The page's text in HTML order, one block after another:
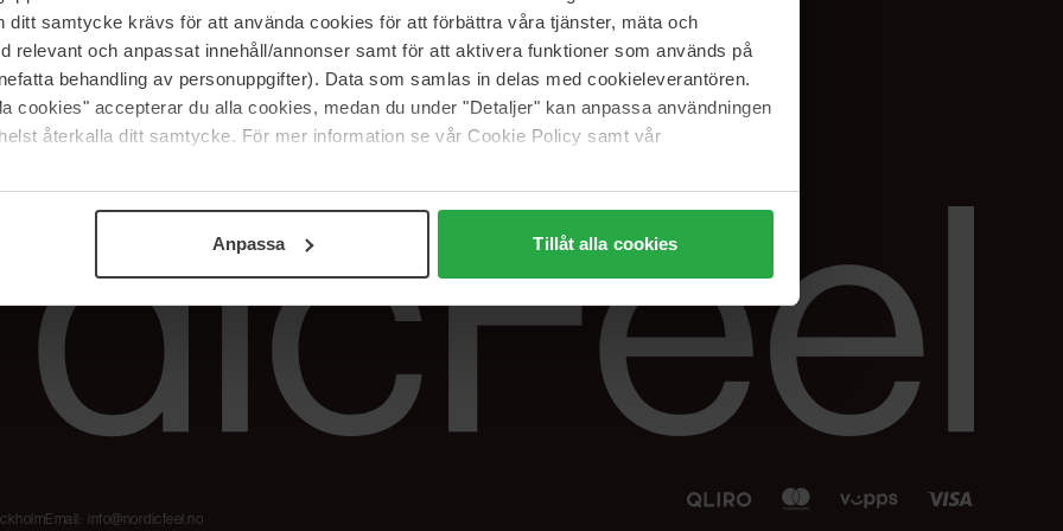
ditt samtycke krävs för att använda cookies för att förbättra våra tjänster, mäta och
relevant och anpassat innehåll/annonser samt för att aktivera funktioner som används på
behandling av personuppgifter). Data som samlas in delas med cookieleverantören.
cookies" accepterar du alla cookies, medan du under "Detaljer" kan anpassa användningen
återkalla ditt samtycke. För mer information se vår Cookie Policy samt vår
Anpassa Tillåt alla cookies
The Beauty Edit
Jobb hos oss
Samarbeidspartner
Spor bestillingen min
Retur og reklamasjon
Blush har blitt
Nordicfeel
Instagram
Linkedin
Email: info@nordicfeel.no